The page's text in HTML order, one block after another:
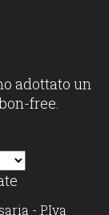
adottato un
free.
- P.Iva